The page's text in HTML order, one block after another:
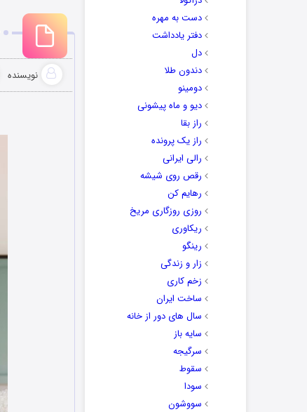
دست به مهره
دفتر یادداشت
دل
دندون طلا
دومینو
دیو و ماه پیشونی
راز بقا
راز یک پرونده
رالی ایرانی
رقص روی شیشه
رهایم کن
روزی روزگاری مریخ
ریکاوری
رینگو
زار و زندگی
زخم کاری
ساخت ایران
سال های دور از خانه
سایه باز
سرگیجه
سقوط
سودا
سووشون
نویسنده